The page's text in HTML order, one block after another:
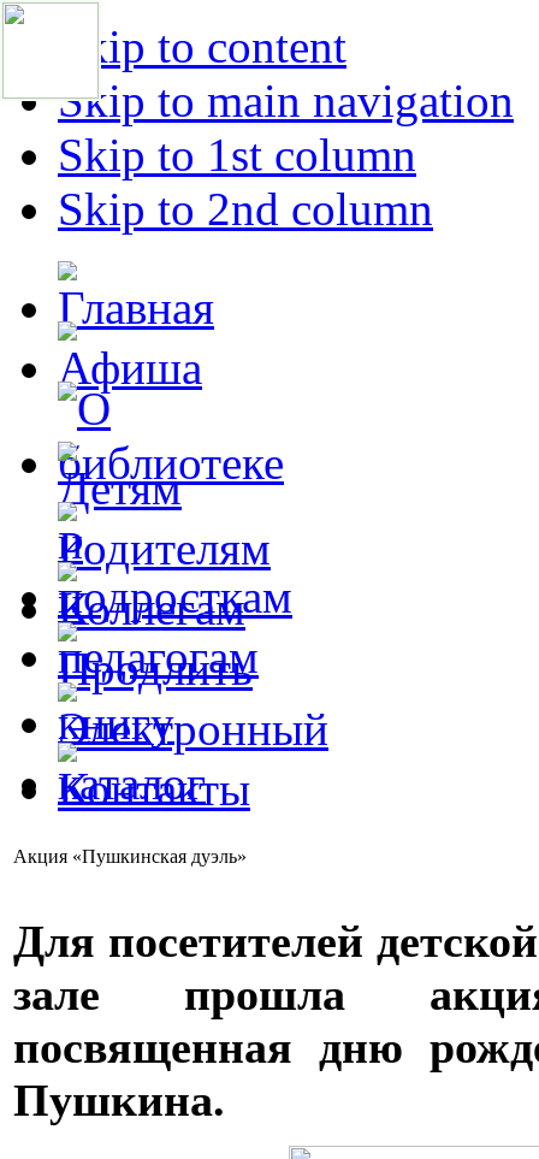
Skip to content
Skip to main navigation
Skip to 1st column
Skip to 2nd column
Акция «Пушкинская дуэль»
Для посетителей
зале прошла
посвященная дню
Пушкина.